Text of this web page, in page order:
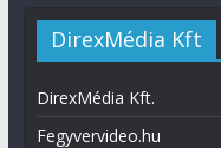
DirexMédia Kft
DirexMédia Kft.
Fegyvervideo.hu